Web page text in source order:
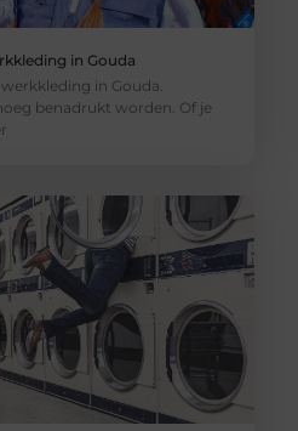
in Gouda
in Gouda.
benadrukt worden. Of je